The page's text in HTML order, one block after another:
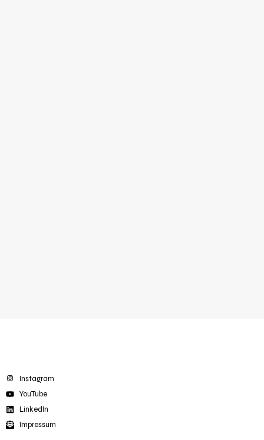
Instagram
YouTube
LinkedIn
Impressum